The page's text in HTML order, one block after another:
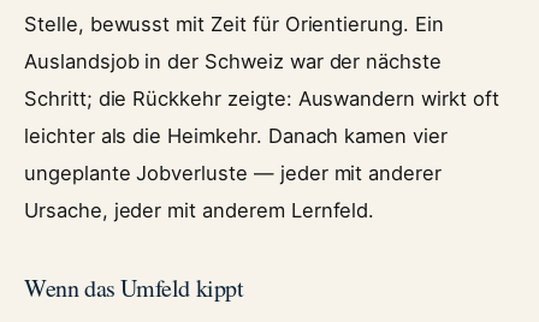
Stelle, bewusst mit Zeit für Orientierung. Ein
Auslandsjob in der Schweiz war der nächste
Schritt; die Rückkehr zeigte: Auswandern wirkt oft
leichter als die Heimkehr. Danach kamen vier
ungeplante Jobverluste — jeder mit anderer
Ursache, jeder mit anderem Lernfeld.
Wenn das Umfeld kippt